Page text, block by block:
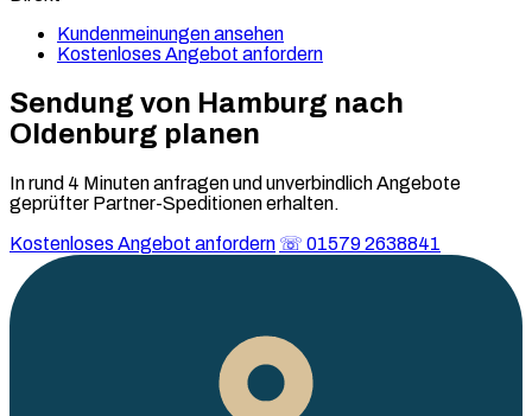
Kundenmeinungen ansehen
Kostenloses Angebot anfordern
Sendung von Hamburg nach
Oldenburg planen
In rund 4 Minuten anfragen und unverbindlich Angebote
geprüfter Partner-Speditionen erhalten.
Kostenloses Angebot anfordern ☏ 01579 2638841